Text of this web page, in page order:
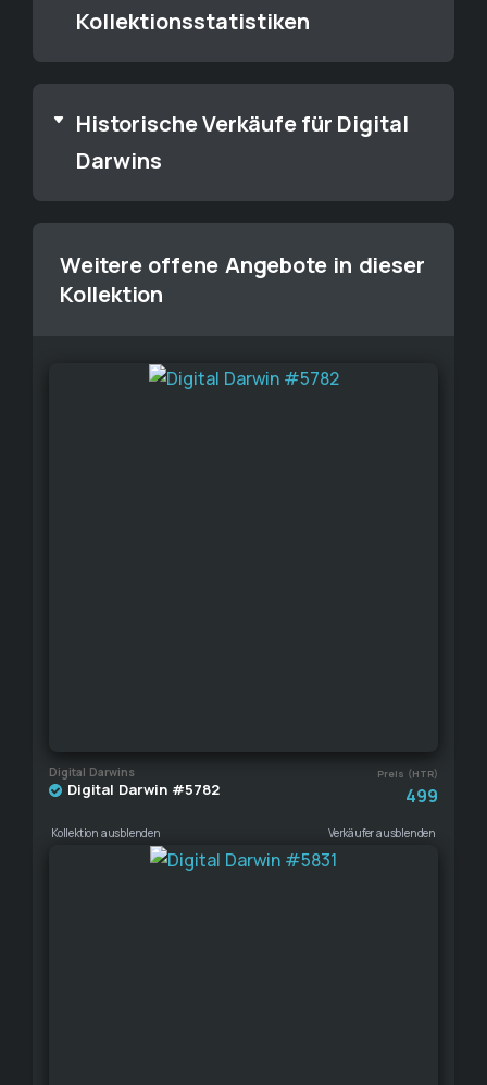
Kollektionsstatistiken
Historische Verkäufe für Digital
Darwins
Weitere offene Angebote in dieser
Kollektion
Digital Darwins Preis (HTR)
Digital Darwin #5782 499
Kollektion ausblenden Verkäufer ausblenden